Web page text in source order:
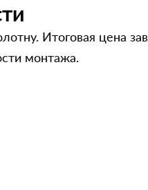
Итоговая цена
монтажа.